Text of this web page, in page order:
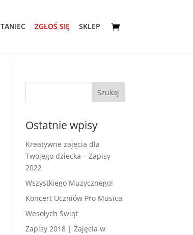
TANIEC ZGŁOŚ SIĘ SKLEP
Ostatnie wpisy
Kreatywne zajęcia dla
Twojego dziecka – Zapisy
2022
Wszystkiego Muzycznego!
Koncert Uczniów Pro Musica
Wesołych Świąt
Zapisy 2018 | Zajęcia w